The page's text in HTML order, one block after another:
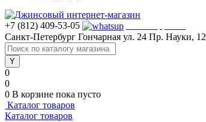
+7 (812) 409-53-05
Санкт-Петербург Гончарная ул. 24 Пр. Науки, 12
0
0
0 В корзине пока пусто
Каталог товаров
Каталог товаров